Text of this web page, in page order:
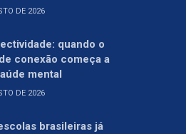
DE 2026
quando o
conexão começa a
mental
DE 2026
brasileiras já